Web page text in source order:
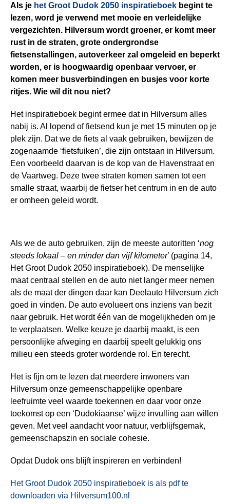
Als je het Groot Dudok 2050 inspiratieboek begint te
lezen, word je verwend met mooie en verleidelijke
vergezichten. Hilversum wordt groener, er komt meer
rust in de straten, grote ondergrondse
fietsenstallingen, autoverkeer zal omgeleid en beperkt
worden, er is hoogwaardig openbaar vervoer, er
komen meer busverbindingen en busjes voor korte
ritjes. Wie wil dit nou niet?
Het inspiratieboek begint ermee dat in Hilversum alles
nabij is. Al lopend of fietsend kun je met 15 minuten op je
plek zijn. Dat we de fiets al vaak gebruiken, bewijzen de
zogenaamde ‘fietsfuiken’, die zijn ontstaan in Hilversum.
Een voorbeeld daarvan is de kop van de Havenstraat en
de Vaartweg. Deze twee straten komen samen tot een
smalle straat, waarbij de fietser het centrum in en de auto
er omheen geleid wordt.
Als we de auto gebruiken, zijn de meeste autoritten ‘nog
steeds lokaal – en minder dan vijf kilometer’ (pagina 14,
Het Groot Dudok 2050 inspiratieboek). De menselijke
maat centraal stellen en de auto niet langer meer nemen
als de maat der dingen daar kan Deelauto Hilversum zich
goed in vinden. De auto evolueert ons inziens van bezit
naar gebruik. Het wordt één van de mogelijkheden om je
te verplaatsen. Welke keuze je daarbij maakt, is een
persoonlijke afweging en daarbij speelt gelukkig ons
milieu een steeds groter wordende rol. En terecht.
Het is fijn om te lezen dat meerdere inwoners van
Hilversum onze gemeenschappelijke openbare
leefruimte veel waarde toekennen en daar voor onze
toekomst op een ‘Dudokiaanse’ wijze invulling aan willen
geven. Met veel aandacht voor natuur, verblijfsgemak,
gemeenschapszin en sociale cohesie.
Opdat Dudok ons blijft inspireren en verbinden!
Het Groot Dudok 2050 inspiratieboek is als pdf te
downloaden via Hilversum100.nl